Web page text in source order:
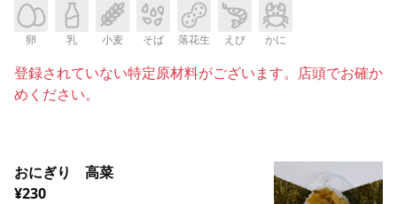
卵 乳 小麦 そば 落花生 えび かに
登録されていない特定原材料がございます。店頭でお確か
めください。
おにぎり 高菜
¥230